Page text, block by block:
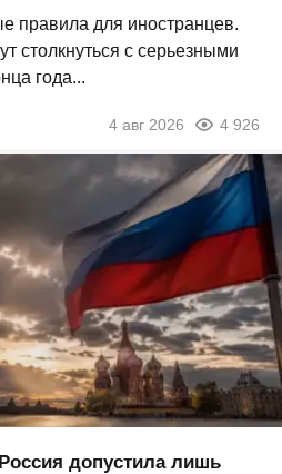
правила для иностранцев.
столкнуться с серьезными
года...
4 авг 2026 4 926
допустила лишь